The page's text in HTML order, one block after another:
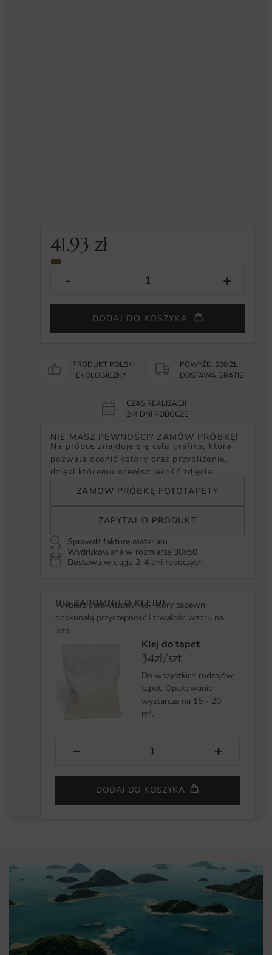
41.93zł
DODAJ DO KOSZYKA
PRODUKT POLSKI
I EKOLOGICZNY
POWYŻEJ 500 ZŁ
DOSTAWA GRATIS
CZAS REALIZACJI
2-4 DNI ROBOCZE
NIE MASZ PEWNOŚCI? ZAMÓW PRÓBKĘ!
Na próbce znajduje się cała grafika, która
pozwala ocenić kolory oraz przybliżenie,
dzięki któremu ocenisz jakość zdjęcia.
ZAMÓW PRÓBKĘ FOTOTAPETY
ZAPYTAJ O PRODUKT
Sprawdź fakturę materiału
Wydrukowana w rozmiarze 30x50
Dostawa w ciągu 2-4 dni roboczych
NIE ZAPOMNIJ O KLEJU!
Wybierz sprawdzony klej, który zapewni
doskonałą przyczepność i trwałość wzoru na
lata.
Klej do tapet
34zł/szt
Do wszystkich rodzajów
tapet. Opakowanie
wystarcza na 15 - 20
m².
− +
DODAJ DO KOSZYKA